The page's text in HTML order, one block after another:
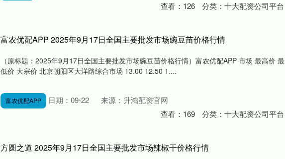
查看： 126 分类： 十大配资公司平台
富农优配APP 2025年9月17日全国主要批发市场豌豆苗价格行情
（原标题：2025年9月17日全国主要批发市场豌豆苗价格行情）富农优配APP 市场 最高价 最
低价 大宗价 北京朝阳区大洋路综合市场 13.00 12.50 1....
富农优配APP 日期：09-22
来源：升鸿配资官网
查看： 169 分类： 十大配资公司平台
方圆之道 2025年9月17日全国主要批发市场辣椒干价格行情
14311.01 200.89 1.42% 沪深300 4694.44